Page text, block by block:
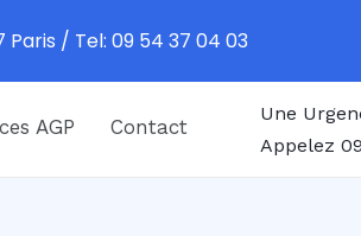
AGP Contact
Une
Appelez
Paris / Tel: 09 54 37 04 03